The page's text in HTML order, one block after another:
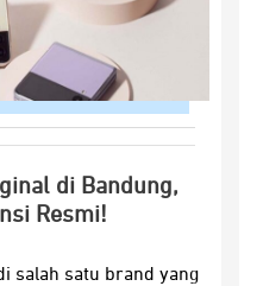
di Bandung,
Resmi!
salah satu brand yang